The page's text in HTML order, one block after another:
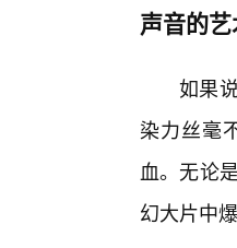
声音的
如果
染力丝毫
血。无论
幻大片中